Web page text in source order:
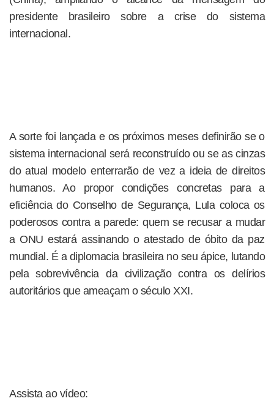
presidente brasileiro sobre a crise do sistema
internacional.
A sorte foi lançada e os próximos meses definirão se o
sistema internacional será reconstruído ou se as cinzas
do atual modelo enterrarão de vez a ideia de direitos
humanos. Ao propor condições concretas para a
eficiência do Conselho de Segurança, Lula coloca os
poderosos contra a parede: quem se recusar a mudar
a ONU estará assinando o atestado de óbito da paz
mundial. É a diplomacia brasileira no seu ápice, lutando
pela sobrevivência da civilização contra os delírios
autoritários que ameaçam o século XXI.
Assista ao vídeo: